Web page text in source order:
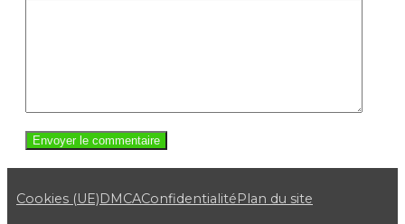
Cookies (UE)DMCAConfidentialitéPlan du site